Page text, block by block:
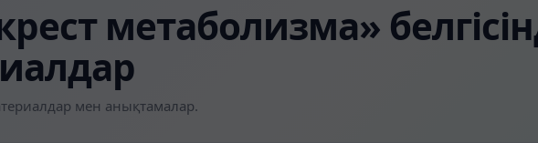
метаболизма»
мен анықтамалар.